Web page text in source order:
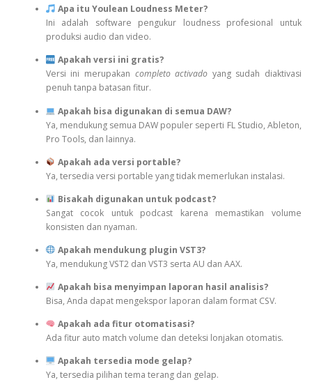
Apa itu Youlean Loudness Meter?
Ini adalah software pengukur loudness profesional untuk
produksi audio dan video.
Apakah versi ini gratis?
Versi ini merupakan completo activado yang sudah diaktivasi
penuh tanpa batasan fitur.
Apakah bisa digunakan di semua DAW?
Ya, mendukung semua DAW populer seperti FL Studio, Ableton,
Pro Tools, dan lainnya.
Apakah ada versi portable?
Ya, tersedia versi portable yang tidak memerlukan instalasi.
Bisakah digunakan untuk podcast?
Sangat cocok untuk podcast karena memastikan volume
konsisten dan nyaman.
Apakah mendukung plugin VST3?
Ya, mendukung VST2 dan VST3 serta AU dan AAX.
Apakah bisa menyimpan laporan hasil analisis?
Bisa, Anda dapat mengekspor laporan dalam format CSV.
Apakah ada fitur otomatisasi?
Ada fitur auto match volume dan deteksi lonjakan otomatis.
Apakah tersedia mode gelap?
Ya, tersedia pilihan tema terang dan gelap.